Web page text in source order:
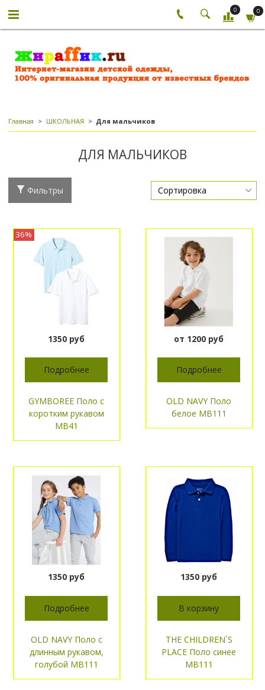
0 0
Главная ШКОЛЬНАЯ Для мальчиков
ДЛЯ МАЛЬЧИКОВ
Фильтры
36%
1350 руб
Подробнее
GYMBOREE Поло с
коротким рукавом
МВ41
от 1200 руб
Подробнее
OLD NAVY Поло
белое МВ111
1350 руб
Подробнее
OLD NAVY Поло с
длинным рукавом,
голубой МВ111
1350 руб
В корзину
THE CHILDREN`S
PLACE Поло синее
МВ111